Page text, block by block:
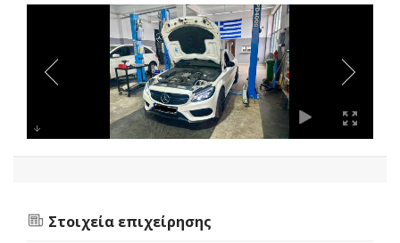
Στοιχεία επιχείρησης